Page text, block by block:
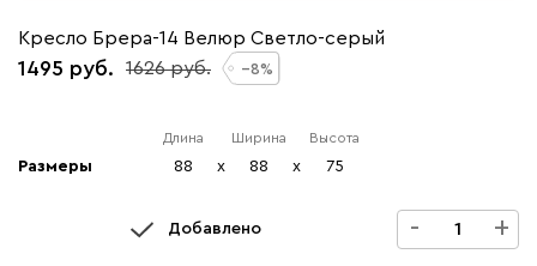
Кресло Брера-14 Велюр Светло-серый
1495 1626 8
Размеры
Длина
88 x
Ширина
88 x
Высота
75
Добавлено - +